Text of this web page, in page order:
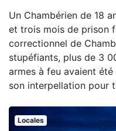
Un Chambérien de 18
et trois mois de prison
correctionnel de
stupéfiants, plus de 3
armes à feu avaient
son interpellation pour
Locales